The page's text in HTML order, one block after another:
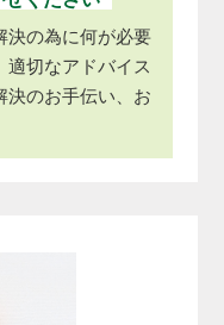
決の為に何が必要
適切なアドバイス
決のお手伝い、お